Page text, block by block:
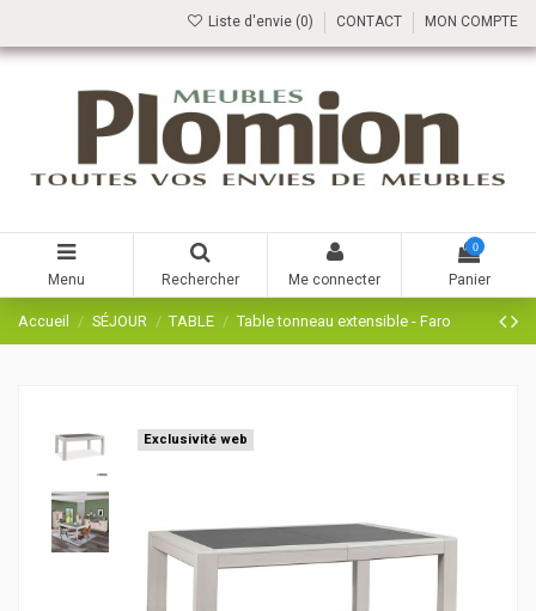
Liste d'envie (0) CONTACT MON COMPTE
Menu Rechercher Me connecter
0
Panier
Accueil SÉJOUR TABLE Table tonneau extensible - Faro
Exclusivité web